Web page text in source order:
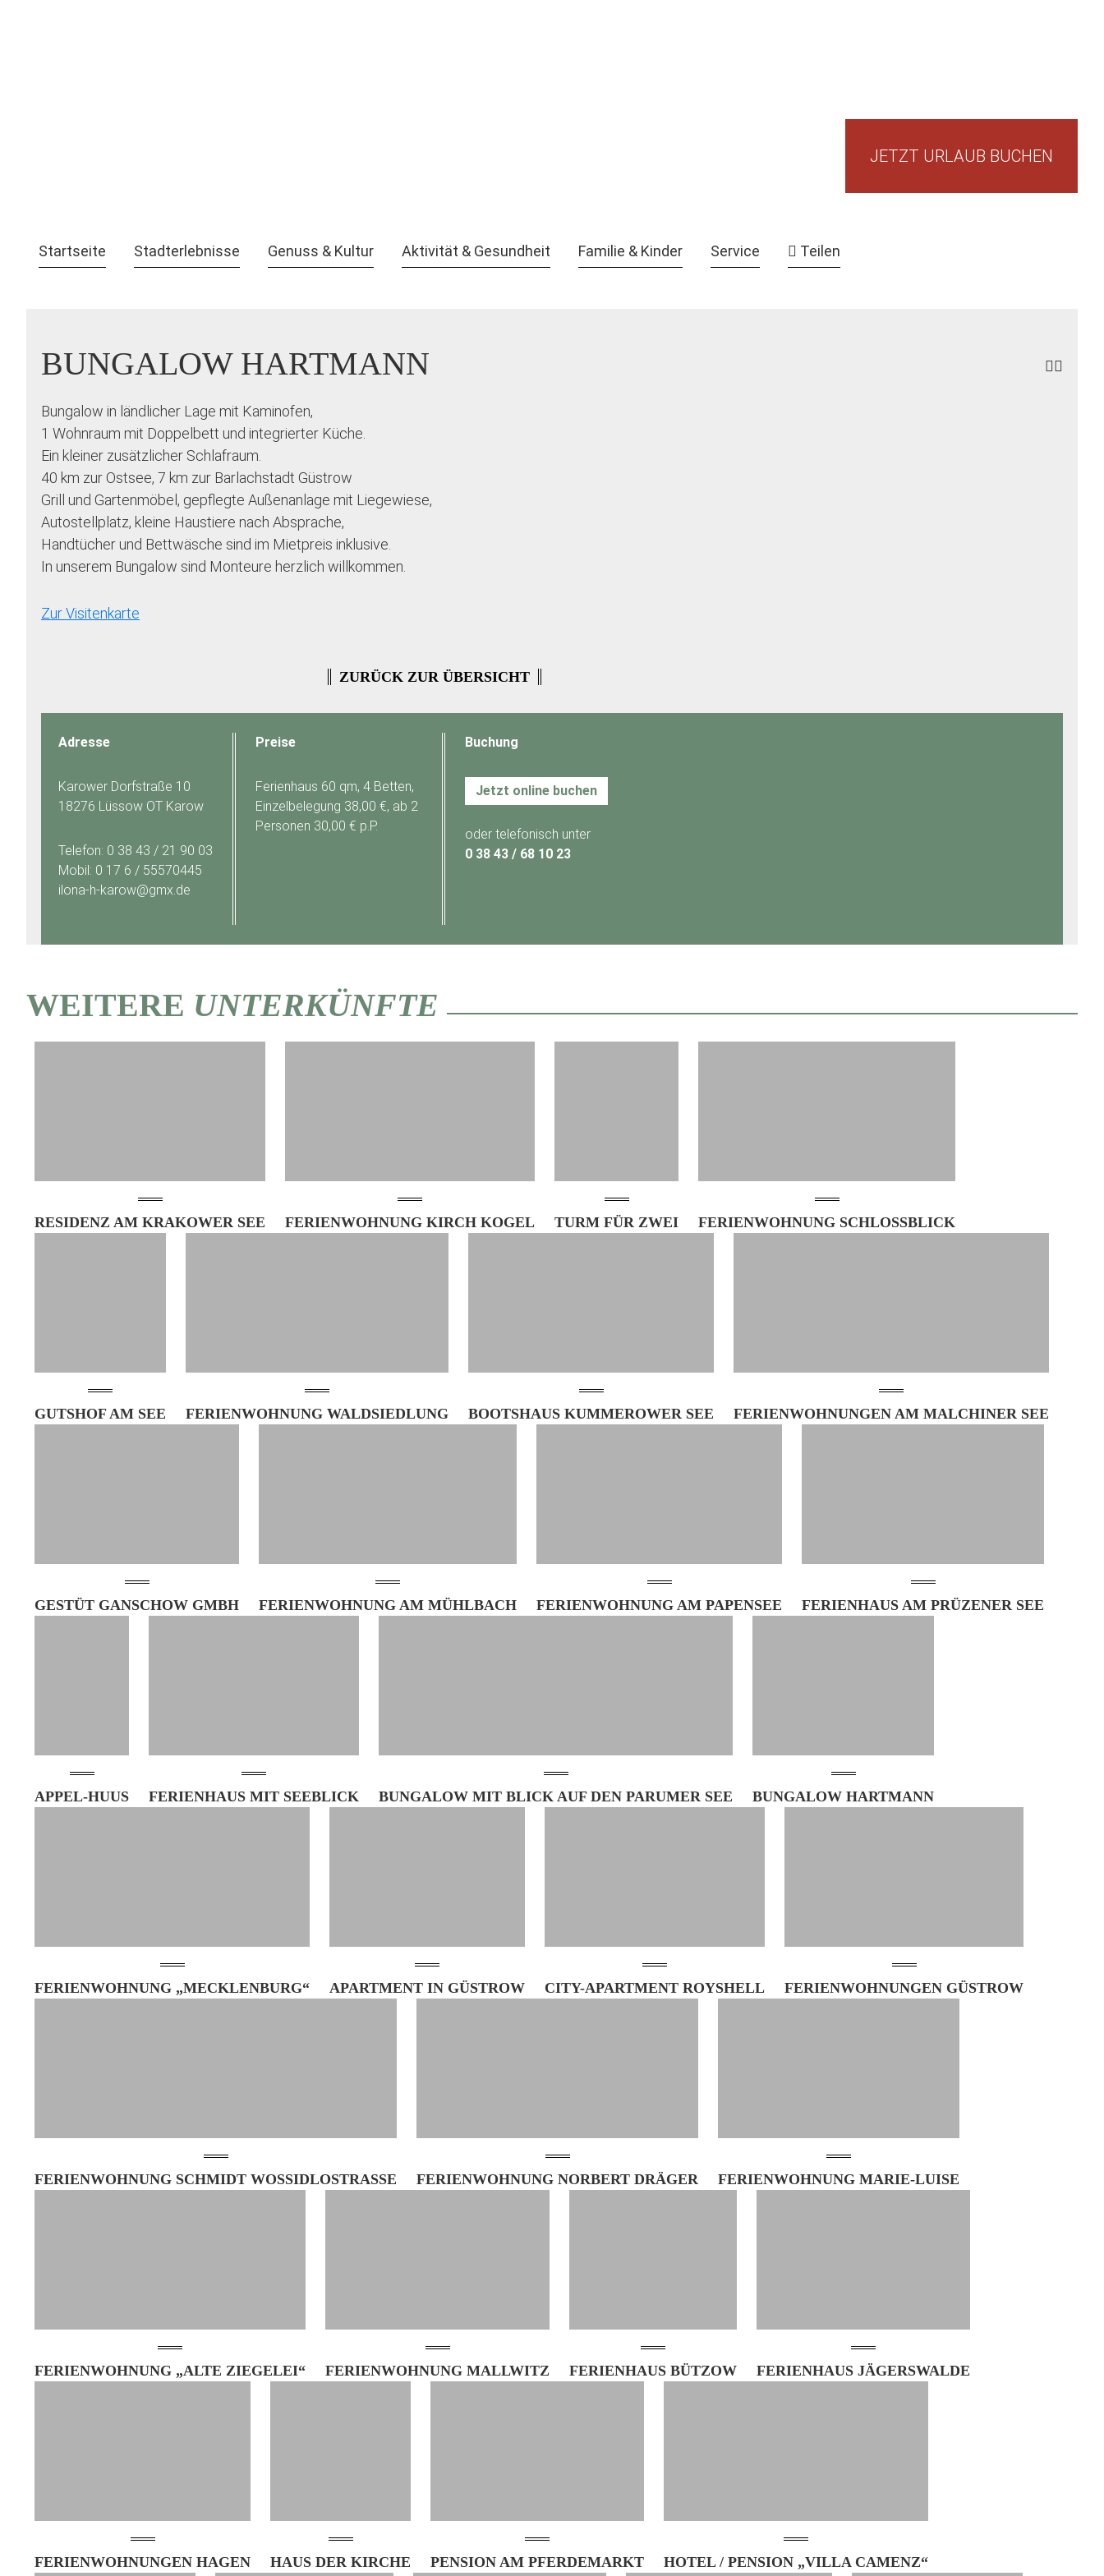
JETZT URLAUB BUCHEN
Startseite Stadterlebnisse Genuss & Kultur Aktivität & Gesundheit Familie & Kinder Service Teilen
BUNGALOW HARTMANN
Bungalow in ländlicher Lage mit Kaminofen,
1 Wohnraum mit Doppelbett und integrierter Küche.
Ein kleiner zusätzlicher Schlafraum.
40 km zur Ostsee, 7 km zur Barlachstadt Güstrow
Grill und Gartenmöbel, gepflegte Außenanlage mit Liegewiese,
Autostellplatz, kleine Haustiere nach Absprache,
Handtücher und Bettwäsche sind im Mietpreis inklusive.
In unserem Bungalow sind Monteure herzlich willkommen.
Zur Visitenkarte
ZURÜCK ZUR ÜBERSICHT
Adresse
Karower Dorfstraße 10
18276 Lüssow OT Karow
Telefon: 0 38 43 / 21 90 03
Mobil: 0 17 6 / 55570445
ilona-h-karow@gmx.de
Preise
Ferienhaus 60 qm, 4 Betten,
Einzelbelegung 38,00 €, ab 2
Personen 30,00 € p.P.
Buchung
Jetzt online buchen
oder telefonisch unter
0 38 43 / 68 10 23
WEITERE UNTERKÜNFTE
RESIDENZ AM KRAKOWER SEE FERIENWOHNUNG KIRCH KOGEL TURM FÜR ZWEI FERIENWOHNUNG SCHLOSSBLICK
GUTSHOF AM SEE FERIENWOHNUNG WALDSIEDLUNG BOOTSHAUS KUMMEROWER SEE FERIENWOHNUNGEN AM MALCHINER SEE
GESTÜT GANSCHOW GMBH FERIENWOHNUNG AM MÜHLBACH FERIENWOHNUNG AM PAPENSEE FERIENHAUS AM PRÜZENER SEE
APPEL-HUUS FERIENHAUS MIT SEEBLICK BUNGALOW MIT BLICK AUF DEN PARUMER SEE BUNGALOW HARTMANN
FERIENWOHNUNG „MECKLENBURG“ APARTMENT IN GÜSTROW CITY-APARTMENT ROYSHELL FERIENWOHNUNGEN GÜSTROW
FERIENWOHNUNG SCHMIDT WOSSIDLOSTRASSE FERIENWOHNUNG NORBERT DRÄGER FERIENWOHNUNG MARIE-LUISE
FERIENWOHNUNG „ALTE ZIEGELEI“ FERIENWOHNUNG MALLWITZ FERIENHAUS BÜTZOW FERIENHAUS JÄGERSWALDE
FERIENWOHNUNGEN HAGEN HAUS DER KIRCHE PENSION AM PFERDEMARKT HOTEL / PENSION „VILLA CAMENZ“